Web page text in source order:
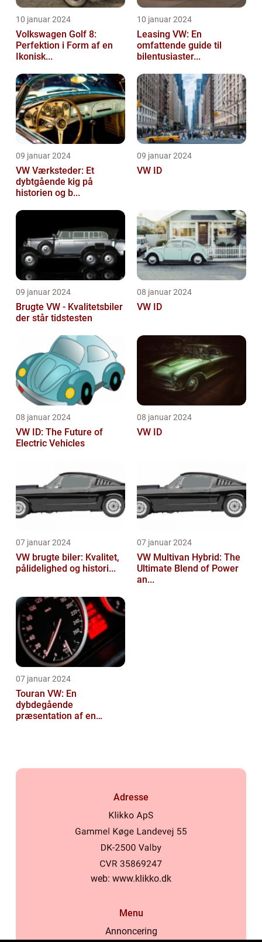
10 januar 2024
Volkswagen Golf 8:
Perfektion i Form af en
Ikonisk...
10 januar 2024
Leasing VW: En
omfattende guide til
bilentusiaster...
09 januar 2024
VW Værksteder: Et
dybtgående kig på
historien og b...
09 januar 2024
VW ID
09 januar 2024
Brugte VW - Kvalitetsbiler
der står tidstesten
08 januar 2024
VW ID
08 januar 2024
VW ID: The Future of
Electric Vehicles
08 januar 2024
VW ID
07 januar 2024
VW brugte biler: Kvalitet,
pålidelighed og histori...
07 januar 2024
VW Multivan Hybrid: The
Ultimate Blend of Power
an...
07 januar 2024
Touran VW: En
dybdegående
præsentation af en
Adresse
web: www.klikko.dk
Menu
Annoncering